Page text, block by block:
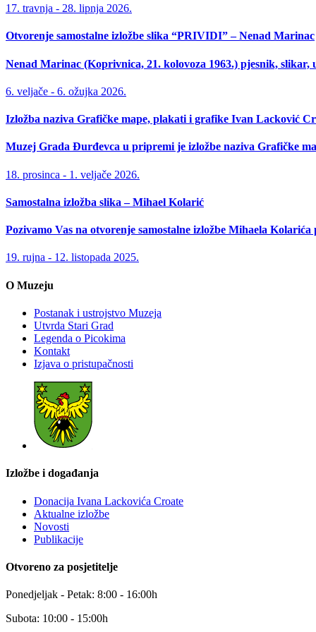
17. travnja - 28. lipnja 2026.
Otvorenje samostalne izložbe slika “PRIVIDI” – Nenad Marinac
Nenad Marinac (Koprivnica, 21. kolovoza 1963.) pjesnik,
6. veljače - 6. ožujka 2026.
Izložba naziva Grafičke mape, plakati i grafike Ivan Lacković
Muzej Grada Đurđevca u pripremi je izložbe naziva Grafičke
18. prosinca - 1. veljače 2026.
Samostalna izložba slika – Mihael Kolarić
Pozivamo Vas na otvorenje samostalne izložbe Mihaela
19. rujna - 12. listopada 2025.
O Muzeju
Postanak i ustrojstvo Muzeja
Utvrda Stari Grad
Legenda o Picokima
Kontakt
Izjava o pristupačnosti
Izložbe i događanja
Donacija Ivana Lackovića Croate
Aktualne izložbe
Novosti
Publikacije
Otvoreno za posjetitelje
Ponedjeljak - Petak: 8:00 - 16:00h
Subota: 10:00 - 15:00h